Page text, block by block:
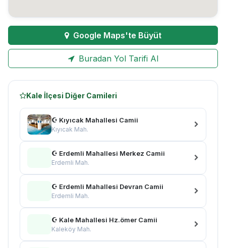
Google Maps'te Büyüt
Buradan Yol Tarifi Al
Kale İlçesi Diğer Camileri
☪ Kıyıcak Mahallesi Camii
Kıyıcak Mah.
☪ Erdemli Mahallesi Merkez Camii
Erdemli Mah.
☪ Erdemli Mahallesi Devran Camii
Erdemli Mah.
☪ Kale Mahallesi Hz.ömer Camii
Kaleköy Mah.